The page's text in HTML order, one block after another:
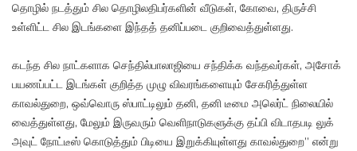
தொழில் நடத்தும் சில தொழிலதிபர்களின் வீடுகள், கோவை, திருச்சி
உள்ளிட்ட சில இடங்களை இந்தத் தனிப்படை குறிவைத்துள்ளது.
கடந்த சில நாட்களாக செந்தில்பாலாஜியை சந்திக்க வந்தவர்கள், அசோக்
பயணப்பட்ட இடங்கள் குறித்த முழு விவரங்களையும் சேகரித்துள்ள
காவல்துறை, ஒவ்வொரு ஸ்பாட்டிலும் தனி, தனி டீமை அலெர்ட் நிலையில்
வைத்துள்ளது, மேலும் இருவரும் வெளிநாடுகளுக்கு தப்பி விடாதபடி லுக்
அவுட் நோட்டீஸ் கொடுத்தும் பிடியை இறுக்கியுள்ளது காவல்துறை” என்று